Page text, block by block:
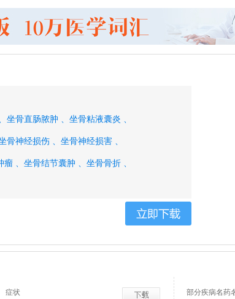
坐骨直肠脓肿 、 坐骨粘液囊炎 、
骨神经损伤 、 坐骨神经损害 、
、 坐骨结节囊肿 、 坐骨骨折 、
胰的促胃液素瘤 、
症状 部分疾病名药